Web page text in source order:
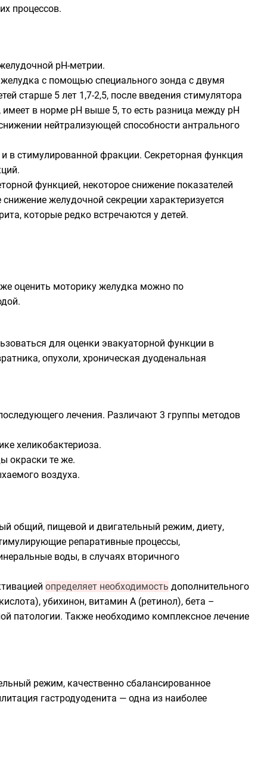
процессов.
рН-метрии.
желудка с помощью специального зонда с двумя
старше 5 лет 1,7-2,5, после введения стимулятора
в норме рН выше 5, то есть разница между рН
нейтрализующей способности антрального
в стимулированной фракции. Секреторная функция
функцией, некоторое снижение показателей
желудочной секреции характеризуется
которые редко встречаются у детей.
оценить моторику желудка можно по
для оценки эвакуаторной функции в
опухоли, хроническая дуоденальная
лечения. Различают 3 группы методов
хеликобактериоза.
окраски те же.
воздуха.
общий, пищевой и двигательный режим, диету,
репаративные процессы,
воды, в случаях вторичного
определяет необходимость дополнительного
убихинон, витамин А (ретинол), бета –
патологии. Также необходимо комплексное лечение
режим, качественно сбалансированное
гастродуоденита — одна из наиболее